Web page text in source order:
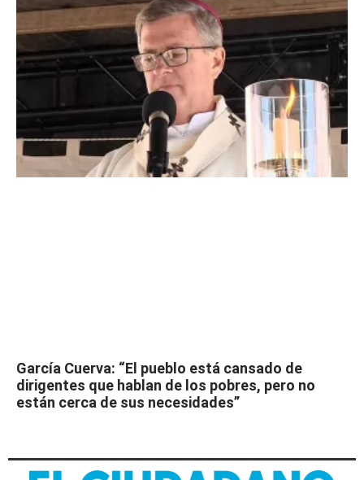
García Cuerva: “El pueblo está cansado de
dirigentes que hablan de los pobres, pero no
están cerca de sus necesidades”